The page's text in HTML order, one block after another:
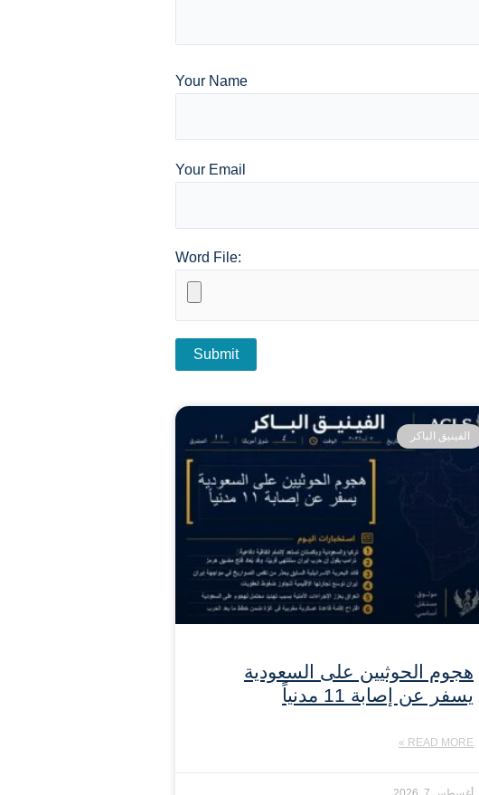
Your Name
Your Email
Word File:
الفينيق الباكر
هجوم الحوثيين على السعودية
يسفر عن إصابة 11 مدنياً
READ MORE »